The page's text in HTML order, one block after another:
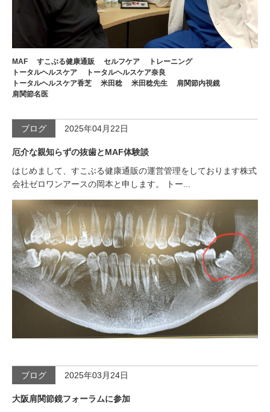
MAF すこぶる健康通販 セルフケア
トレーニング
トータルヘルスケア
トータルヘルスケア奈良
トータルヘルスケア香芝
米田稔 米田稔先生
肩関節内視鏡
肩関節名医
ブログ 2025年04月22日
厄介な親知らずの抜歯とMAF体験談
はじめまして、すこぶる健康通販の運営管理をしております株式
会社ゼロワンアースの岡本と申します。 トー...
ブログ 2025年03月24日
大阪肩関節鏡フォーラムに参加